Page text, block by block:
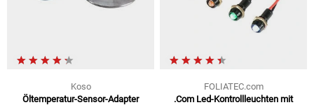
Koso
Öltemperatur-Sensor-Adapter
FOLIATEC.com
.Com Led-Kontrollleuchten mit